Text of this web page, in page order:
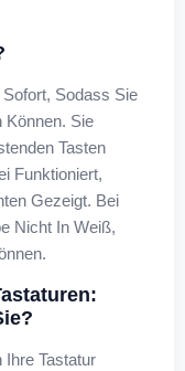
Sodass Sie
Können. Sie
Tasten
Funktioniert,
Gezeigt. Bei
Nicht In Weiß,
Ihre Tastatur